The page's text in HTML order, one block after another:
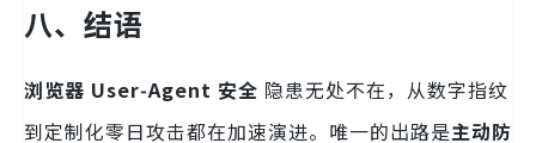
八、结语
浏览器 User‑Agent 安全 隐患无处不在，从数字指纹
到定制化零日攻击都在加速演进。唯一的出路是主动防